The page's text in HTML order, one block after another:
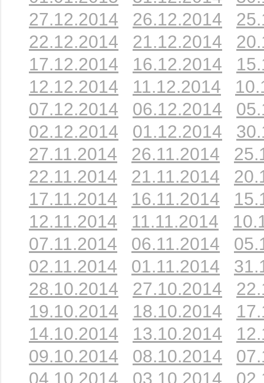
27.12.2014
26.12.2014
22.12.2014
21.12.2014
17.12.2014
16.12.2014
12.12.2014
11.12.2014
07.12.2014
06.12.2014
02.12.2014
01.12.2014
27.11.2014
26.11.2014
22.11.2014
21.11.2014
17.11.2014
16.11.2014
12.11.2014
11.11.2014
07.11.2014
06.11.2014
02.11.2014
01.11.2014
28.10.2014
27.10.2014
19.10.2014
18.10.2014
14.10.2014
13.10.2014
09.10.2014
08.10.2014
04.10.2014
03.10.2014